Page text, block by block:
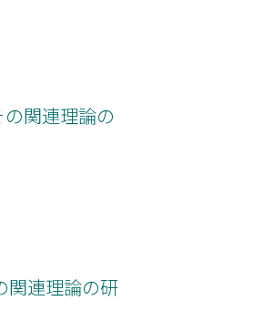
関連理論の
関連理論の研